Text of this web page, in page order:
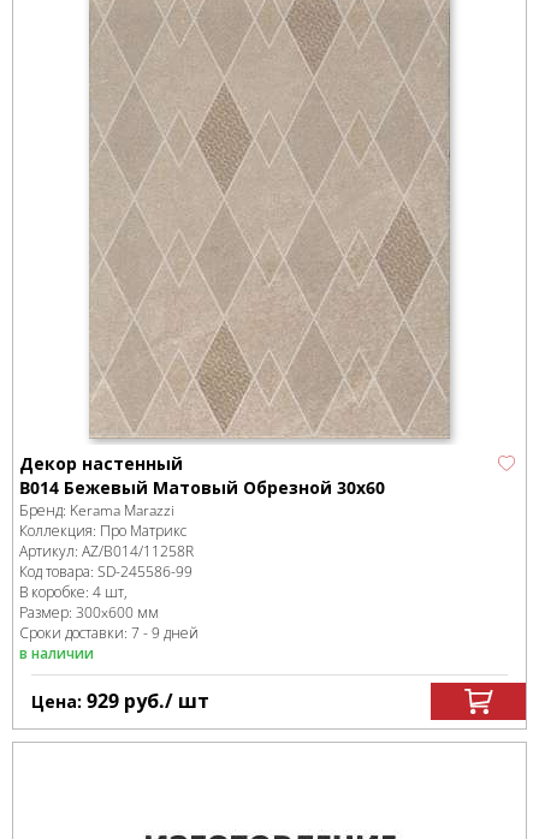
Декор настенный
B014 Бежевый Матовый Обрезной 30х60
Бренд: Kerama Marazzi
Коллекция: Про Матрикс
Артикул: AZ/B014/11258R
Код товара: SD-245586-99
В коробке: 4 шт,
Размер: 300x600 мм
Сроки доставки: 7 - 9 дней
в наличии
Цена: 929 руб./ шт